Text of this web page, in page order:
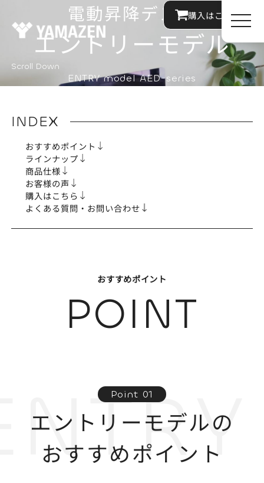
購入はこちら
電動昇降デスク
エント リ ーモデル
ENTRY model AED-series
Scroll Down
INDEX
おすすめポイント
ラインナップ
商品仕様
お客様の声
購入はこちら
よくある質問・お問い合わせ
おすすめポイント
POINT
Point 01
エントリーモデルの
おすすめポイント